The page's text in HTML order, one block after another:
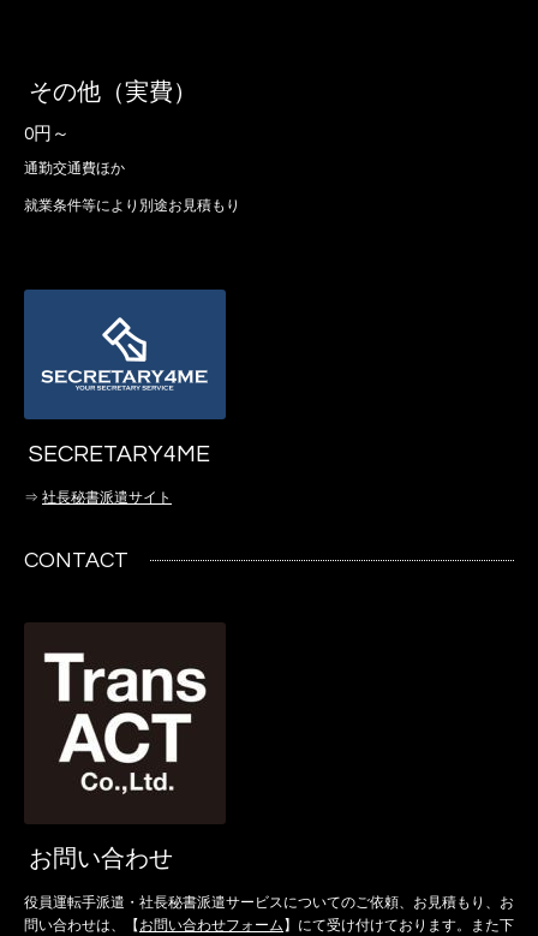
その他（実費）
0円～
通勤交通費ほか
就業条件等により別途お見積もり
SECRETARY4ME
⇒ 社長秘書派遣サイト
CONTACT
お問い合わせ
役員運転手派遣・社長秘書派遣サービスについてのご依頼、お見積もり、お
問い合わせは、【 お問い合わせフォーム 】にて受け付けております。また下